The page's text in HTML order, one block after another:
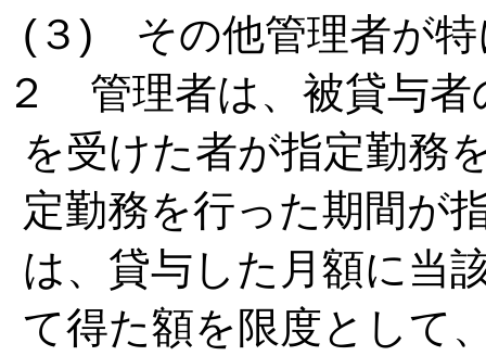
(３) その他管理者が特
２ 管理者は、被貸与者
を受けた者が指定勤務
定勤務を行った期間が
は、貸与した月額に当
て得た額を限度として